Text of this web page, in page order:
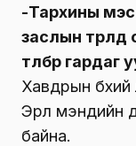
-Тархины мэс
заслын
төлбөр гардаг
Хавдрын
Эрүүл мэндийн
байна.